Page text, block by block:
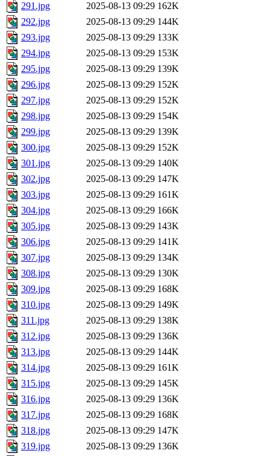
291.jpg
2025-08-13 09:29 162K
292.jpg
2025-08-13 09:29 144K
293.jpg
2025-08-13 09:29 133K
294.jpg
2025-08-13 09:29 153K
295.jpg
2025-08-13 09:29 139K
296.jpg
2025-08-13 09:29 152K
297.jpg
2025-08-13 09:29 152K
298.jpg
2025-08-13 09:29 154K
299.jpg
2025-08-13 09:29 139K
300.jpg
2025-08-13 09:29 152K
301.jpg
2025-08-13 09:29 140K
302.jpg
2025-08-13 09:29 147K
303.jpg
2025-08-13 09:29 161K
304.jpg
2025-08-13 09:29 166K
305.jpg
2025-08-13 09:29 143K
306.jpg
2025-08-13 09:29 141K
307.jpg
2025-08-13 09:29 134K
308.jpg
2025-08-13 09:29 130K
309.jpg
2025-08-13 09:29 168K
310.jpg
2025-08-13 09:29 149K
311.jpg
2025-08-13 09:29 138K
312.jpg
2025-08-13 09:29 136K
313.jpg
2025-08-13 09:29 144K
314.jpg
2025-08-13 09:29 161K
315.jpg
2025-08-13 09:29 145K
316.jpg
2025-08-13 09:29 136K
317.jpg
2025-08-13 09:29 168K
318.jpg
2025-08-13 09:29 147K
319.jpg
2025-08-13 09:29 136K